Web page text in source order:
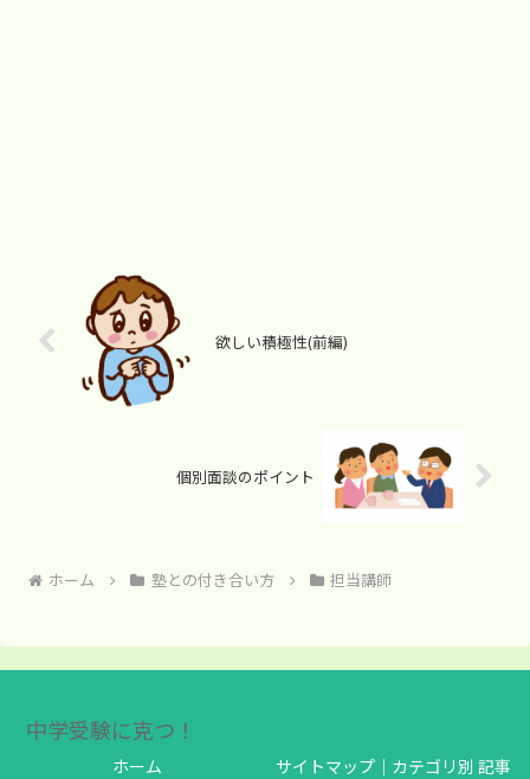
欲しい積極性(前編)
個別面談のポイント
ホーム 塾との付き合い方 担当講師
中学受験に克つ！
ホーム サイトマップ｜カテゴリ別 記事